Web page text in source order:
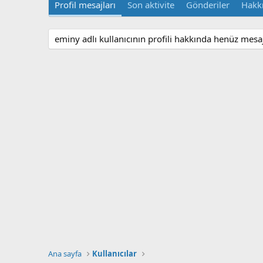
Profil mesajları Son aktivite Gönderiler
eminy adlı kullanıcının profili hakkında henüz
Ana sayfa Kullanıcılar